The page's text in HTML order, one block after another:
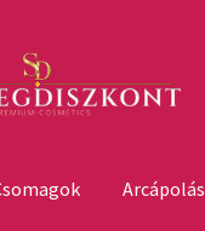
Arcápolás